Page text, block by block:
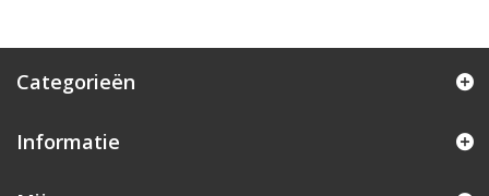
Categorieën
Informatie